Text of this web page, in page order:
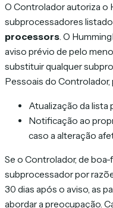
O Controlador autoriza o
subprocessadores
processors. O
aviso prévio de pelo
substituir qualquer
Pessoais do Controlador,
Atualização da lista
Notificação ao
caso a alteração
Se o Controlador, de
subprocessador por
30 dias após o aviso, as
abordar a preocupação.